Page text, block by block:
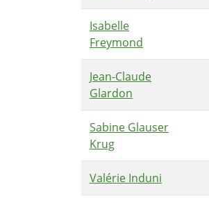
Isabelle
Freymond
Jean-Claude
Glardon
Sabine Glauser
Krug
Valérie Induni